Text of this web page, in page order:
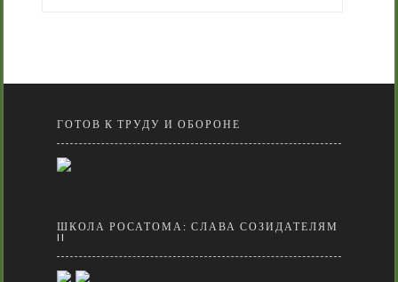
ГОТОВ К ТРУДУ И ОБОРОНЕ
ШКОЛА РОСАТОМА: СЛАВА СОЗИДАТЕЛЯМ
II